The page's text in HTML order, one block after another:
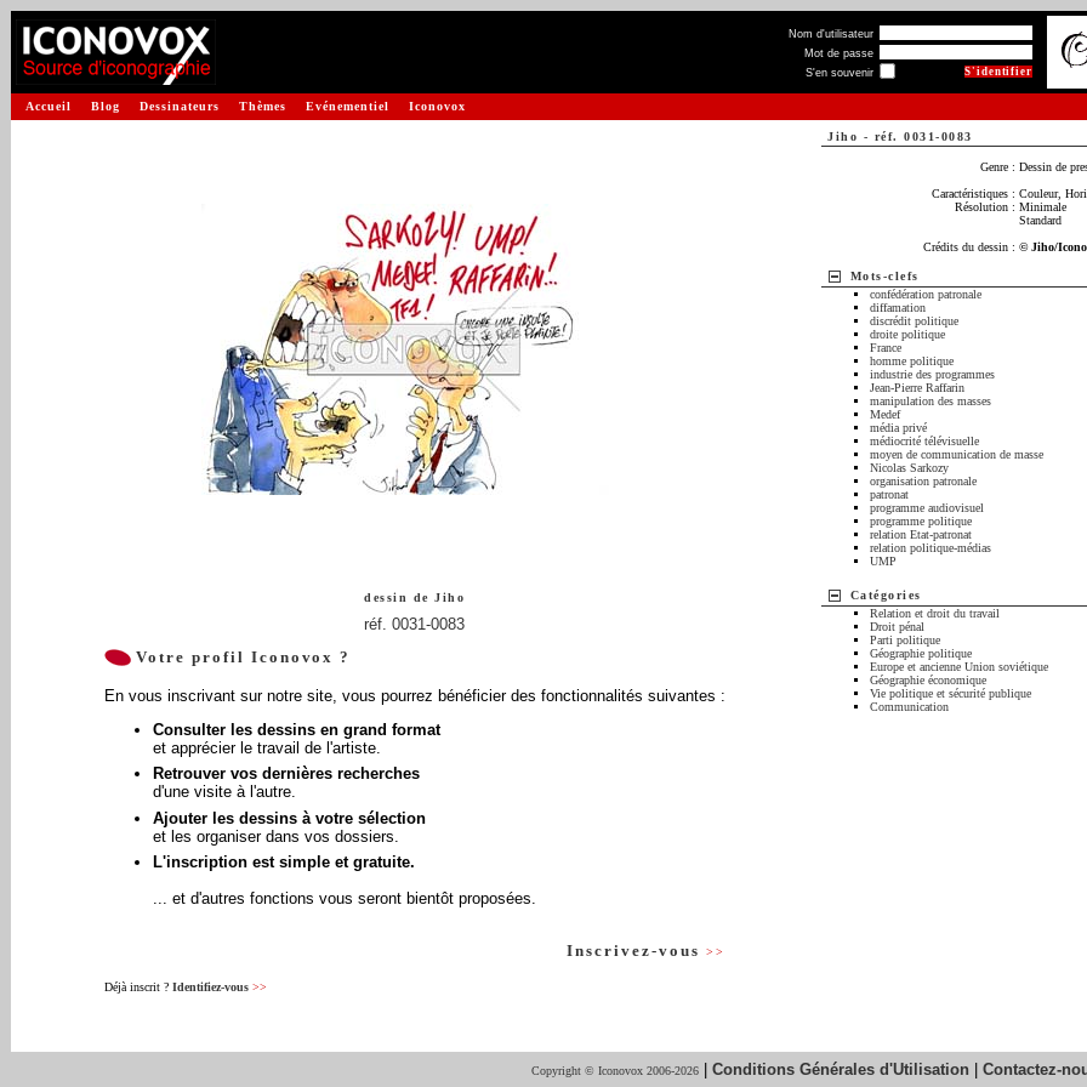
Nom d'utilisateur
Mot de passe
S'en souvenir
Accueil Blog Dessinateurs Thèmes Evénementiel Iconovox
dessin de Jiho
réf. 0031-0083
Votre profil Iconovox ?
En vous inscrivant sur notre site, vous pourrez bénéficier des fonctionnalités suivantes :
Consulter les dessins en grand format
et apprécier le travail de l'artiste.
Retrouver vos dernières recherches
d'une visite à l'autre.
Ajouter les dessins à votre sélection
et les organiser dans vos dossiers.
L'inscription est simple et gratuite.
... et d'autres fonctions vous seront bientôt proposées.
Inscrivez-vous >>
Déjà inscrit ? Identifiez-vous >>
Jiho - réf. 0031-0083
Genre : Dessin de
Caractéristiques : Couleur,
Résolution : Minimale
Standard
Crédits du dessin : © Jiho/
Mots-clefs
confédération patronale
diffamation
discrédit politique
droite politique
France
homme politique
industrie des programmes
Jean-Pierre Raffarin
manipulation des masses
Medef
média privé
médiocrité télévisuelle
moyen de communication de masse
Nicolas Sarkozy
organisation patronale
patronat
programme audiovisuel
programme politique
relation Etat-patronat
relation politique-médias
UMP
Catégories
Relation et droit du travail
Droit pénal
Parti politique
Géographie politique
Europe et ancienne Union soviétique
Géographie économique
Vie politique et sécurité publique
Communication
Copyright © Iconovox 2006-2026 | Conditions Générales d'Utilisation | Contactez-